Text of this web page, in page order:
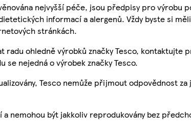
nejvyšší péče, jsou předpisy pro výrobu
informací a alergenů. Vždy byste si
stránkách.
radu ohledně výrobků značky Tesco, kontaktujte
se nejedná o výrobek značky Tesco.
Tesco nemůže přijmout odpovědnost
nemohou být jakkoliv reprodukovány bez